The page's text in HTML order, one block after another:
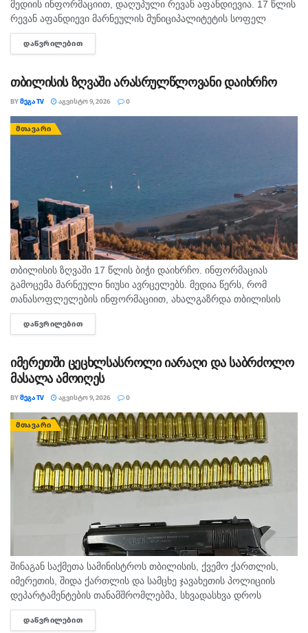
მედიის ინფორმაციით, დაღუპული რევან აფანდიევია. 17 წლის
რევან აფანდიევი მარნეულის მუნიციპალიტეტის სოფელ
კაფანახჩის მკვიდრი იყო. თანასოფლელების ინფორმაციით,
ახალგაზრდა თბილისის ზღვაზე თანატოლებთან ერთად
ᲓᲐᲬᲕᲠᲘᲚᲔᲑᲘᲗ
თბილისის ზღვაში არასრულწლოვანი დაიხრჩო
BYᲛᲔᲒᲐ TV ᲐᲒᲕᲘᲡᲢᲝ 9, 2026 0
ᲛᲗᲐᲕᲐᲠᲘ
თბილისის ზღვაში 17 წლის ბიჭი დაიხრჩო. ინფორმაციას
გამოცემა მარნეული ნიუსი ავრცელებს. მედია წერს, რომ
თანასოფლელების ინფორმაციით, ახალგაზრდა თბილისის
ზღვაზე თანატოლებთან ერთად საცურაოდ იმყოფებოდა. შსს
ცნობით, გამოძიება 115-ე მუხლით დაიწყო.
ᲓᲐᲬᲕᲠᲘᲚᲔᲑᲘᲗ
იმერეთში ცეცხლსასროლი იარაღი და საბრძოლო
მასალა ამოიღეს
BYᲛᲔᲒᲐ TV ᲐᲒᲕᲘᲡᲢᲝ 9, 2026 0
ᲛᲗᲐᲕᲐᲠᲘ
შინაგან საქმეთა სამინისტროს თბილისის, ქვემო ქართლის,
იმერეთის, შიდა ქართლის და სამცხე ჯავახეთის პოლიციის
დეპარტამენტების თანამშრომლებმა, სხვადასხვა დროს
ჩატარებული საპოლიციო პრევენციული ღონისძიებების
შედეგად, ცეცხლსასროლი იარაღისა და საბრძოლო მასალის
ᲓᲐᲬᲕᲠᲘᲚᲔᲑᲘᲗ